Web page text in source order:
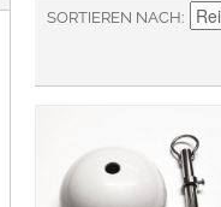
SORTIEREN NACH